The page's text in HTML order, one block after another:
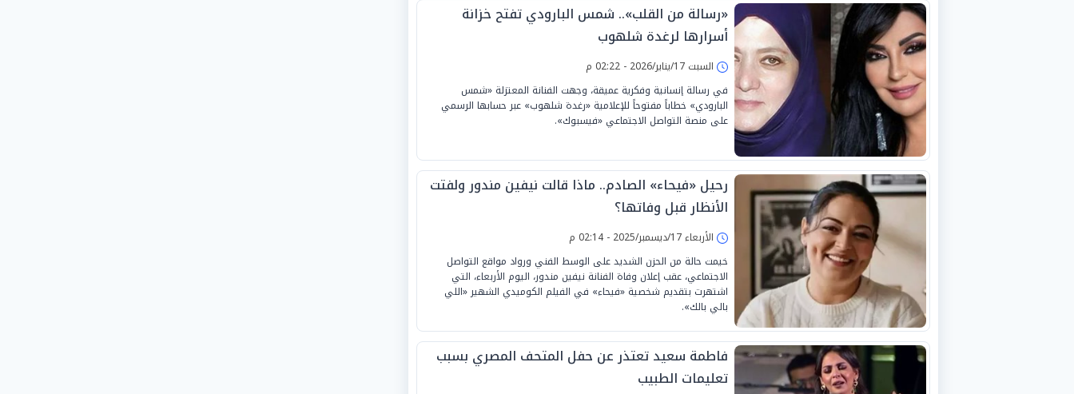
«رسالة من القلب».. شمس البارودي تفتح خزانة
أسرارها لرغدة شلهوب
السبت 17/يناير/2026 - 02:22 م
في رسالة إنسانية وفكرية عميقة، وجهت الفنانة المعتزلة «شمس
البارودي» خطاباً مفتوحاً للإعلامية «رغدة شلهوب» عبر حسابها الرسمي
على منصة التواصل الاجتماعي «فيسبوك».
رحيل «فيحاء» الصادم.. ماذا قالت نيفين مندور ولفتت
الأنظار قبل وفاتها؟
الأربعاء 17/ديسمبر/2025 - 02:14 م
خيمت حالة من الحزن الشديد على الوسط الفني ورواد مواقع التواصل
الاجتماعي، عقب إعلان وفاة الفنانة نيفين مندور، اليوم الأربعاء، التي
اشتهرت بتقديم شخصية «فيحاء» في الفيلم الكوميدي الشهير «اللي
بالي بالك».
فاطمة سعيد تعتذر عن حفل المتحف المصري بسبب
تعليمات الطبيب